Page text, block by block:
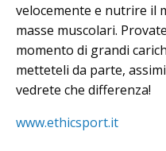
velocemente e nutrire il
masse muscolari.
momento di grandi
metteteli da parte,
vedrete che differenza!
www.ethicsport.it